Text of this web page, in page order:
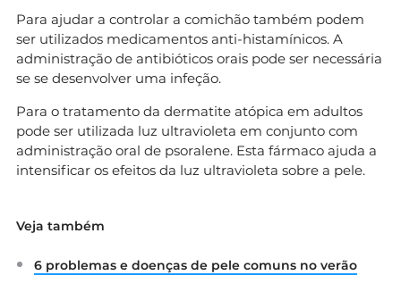
Para ajudar a controlar a comichão também podem
ser utilizados medicamentos anti-histamínicos. A
administração de antibióticos orais pode ser necessária
se se desenvolver uma infeção.
Para o tratamento da dermatite atópica em adultos
pode ser utilizada luz ultravioleta em conjunto com
administração oral de psoralene. Esta fármaco ajuda a
intensificar os efeitos da luz ultravioleta sobre a pele.
Veja também
6 problemas e doenças de pele comuns no verão